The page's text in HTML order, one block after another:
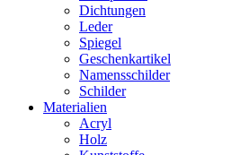
Dichtungen
Leder
Spiegel
Geschenkartikel
Namensschilder
Schilder
Materialien
Acryl
Holz